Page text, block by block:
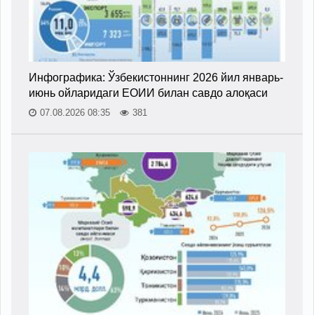
Инфографика: Ўзбекистоннинг 2026 йил январь-
июнь ойларидаги ЕОИИ билан савдо алоқаси
07.08.2026 08:35 381